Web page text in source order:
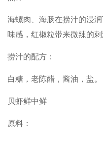
海螺肉、海肠在捞汁的浸
味感，红椒粒带来微辣的刺
捞汁的配方：
白糖，老陈醋，酱油，盐。
贝虾鲜中鲜
原料：